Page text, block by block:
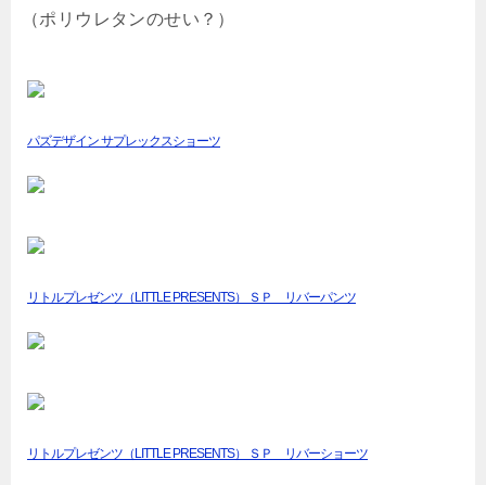
（ポリウレタンのせい？）
パズデザイン サプレックスショーツ
リトルプレゼンツ（LITTLE PRESENTS） ＳＰ リバーパンツ
リトルプレゼンツ（LITTLE PRESENTS） ＳＰ リバーショーツ